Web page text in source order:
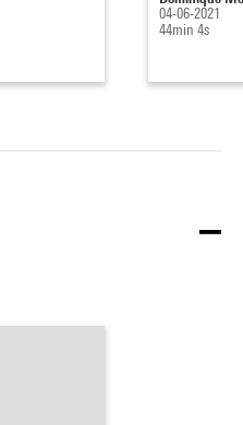
04-06-2021
44min 4s